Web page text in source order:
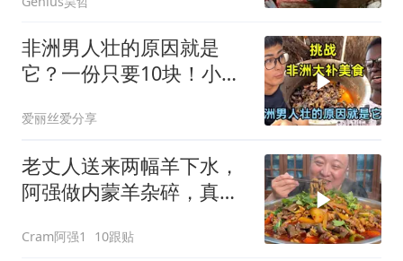
非洲男人壮的原因就是
它？一份只要10块！小伙
爱丽丝爱分享
老丈人送来两幅羊下水，
阿强做内蒙羊杂碎，真的
Cram阿强1 10跟贴